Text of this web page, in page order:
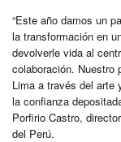
“Este año damos un
la transformación en
devolverle vida al
colaboración. Nuestro
Lima a través del arte
la confianza
Porfirio Castro,
del Perú.